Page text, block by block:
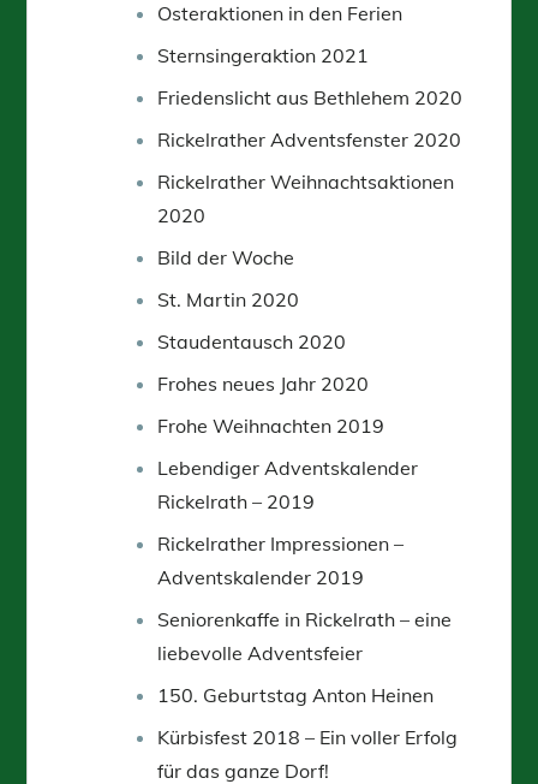
Osteraktionen in den Ferien
Sternsingeraktion 2021
Friedenslicht aus Bethlehem 2020
Rickelrather Adventsfenster 2020
Rickelrather Weihnachtsaktionen
2020
Bild der Woche
St. Martin 2020
Staudentausch 2020
Frohes neues Jahr 2020
Frohe Weihnachten 2019
Lebendiger Adventskalender
Rickelrath – 2019
Rickelrather Impressionen –
Adventskalender 2019
Seniorenkaffe in Rickelrath – eine
liebevolle Adventsfeier
150. Geburtstag Anton Heinen
Kürbisfest 2018 – Ein voller Erfolg
für das ganze Dorf!